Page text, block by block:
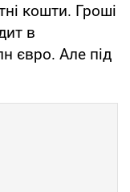
кошти. Гроші
в
євро. Але під